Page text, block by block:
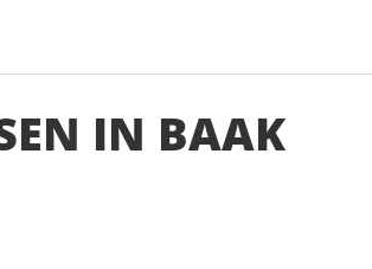
IN BAAK